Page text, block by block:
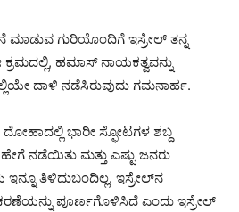
ಗುರಿಯೊಂದಿಗೆ ಇಸ್ರೇಲ್ ತನ್ನ
ಕ್ರಮದಲ್ಲಿ, ಹಮಾಸ್ ನಾಯಕತ್ವವನ್ನು
ದಾಳಿ ನಡೆಸಿರುವುದು ಗಮನಾರ್ಹ.
ಭಾರೀ ಸ್ಫೋಟಗಳ ಶಬ್ದ
ನಡೆಯಿತು ಮತ್ತು ಎಷ್ಟು ಜನರು
ಇನ್ನೂ ತಿಳಿದುಬಂದಿಲ್ಲ. ಇಸ್ರೇಲ್‌ನ
ಪೂರ್ಣಗೊಳಿಸಿದೆ ಎಂದು ಇಸ್ರೇಲ್